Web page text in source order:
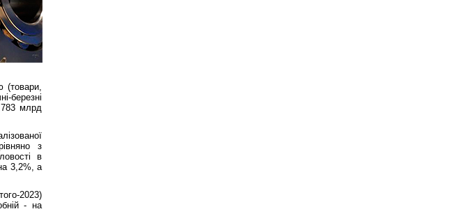
(товари,
березні
млрд
з
в
3,2%, а
2023)
- на